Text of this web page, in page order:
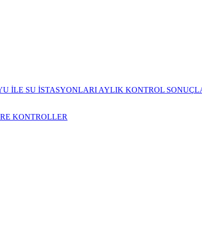
İLE SU İSTASYONLARI AYLIK KONTROL
KONTROLLER